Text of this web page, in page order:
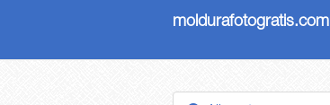
moldurafotogratis.com